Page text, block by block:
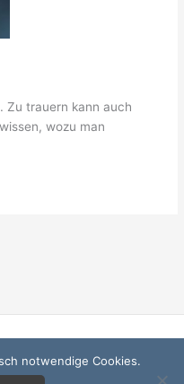
Zu trauern kann auch
wozu man
notwendige Cookies.